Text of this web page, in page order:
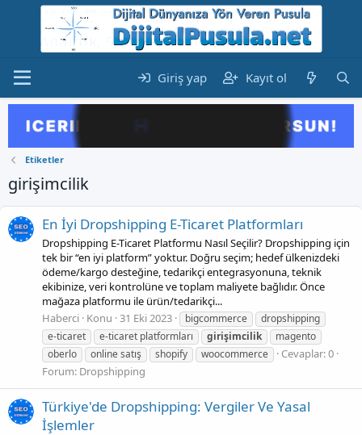
Giriş yap Kayıt ol
Etiketler
girişimcilik
En İyi Dropshipping E-Ticaret Platformları
Dropshipping E-Ticaret Platformu Nasıl Seçilir? Dropshipping için
tek bir “en iyi platform” yoktur. Doğru seçim; hedef ülkenizdeki
ödeme/kargo desteğine, tedarikçi entegrasyonuna, teknik
ekibinize, veri kontrolüne ve toplam maliyete bağlıdır. Önce
mağaza platformu ile ürün/tedarikçi...
Haberci Konu 31 Eki 2023 bigcommerce
dropshipping
e-ticaret
e-ticaret platformları girişimcilik
magento
oberlo
online satış shopify woocommerce
Cevaplar: 0
Forum: Dropshipping
Türkiye'de Dropshipping: Vergiler Ve Yasal
İşlemler